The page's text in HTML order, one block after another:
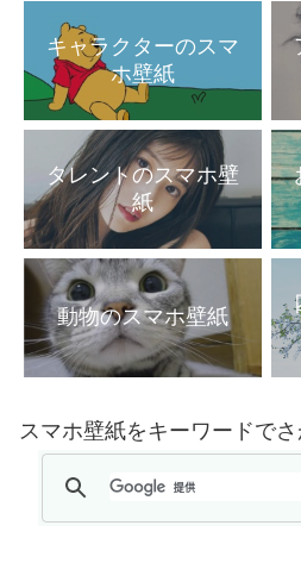
キャラクターのスマ
ホ壁紙
タレントのスマホ壁
紙
動物のスマホ壁紙
スマホ壁紙をキーワードで